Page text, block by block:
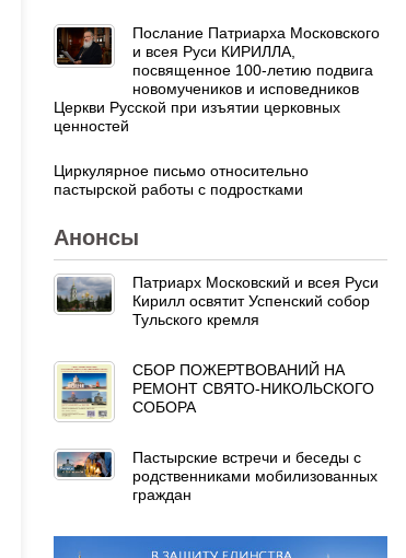
Послание Патриарха Московского
и всея Руси КИРИЛЛА,
посвященное 100-летию подвига
новомучеников и исповедников
Церкви Русской при изъятии церковных
ценностей
Циркулярное письмо относительно
пастырской работы с подростками
Анонсы
Патриарх Московский и всея Руси
Кирилл освятит Успенский собор
Тульского кремля
СБОР ПОЖЕРТВОВАНИЙ НА
РЕМОНТ СВЯТО-НИКОЛЬСКОГО
СОБОРА
Пастырские встречи и беседы с
родственниками мобилизованных
граждан